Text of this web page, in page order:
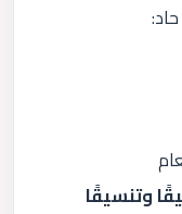
وتنسيقًا